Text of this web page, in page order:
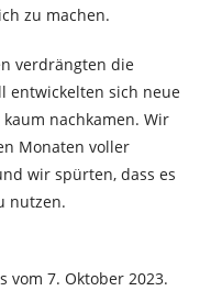
zu machen.
verdrängten die
entwickelten sich neue
nachkamen. Wir
Monaten voller
wir spürten, dass es
nutzen.
vom 7. Oktober 2023.